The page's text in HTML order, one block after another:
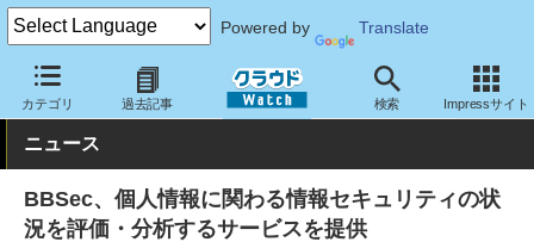
Powered by Translate
カテゴリ 過去記事 検索 Impressサイト
クラウド Watch セキュリティ セキュリティサービス
ニュース
BBSec、個人情報に関わる情報セキュリティの状
況を評価・分析するサービスを提供